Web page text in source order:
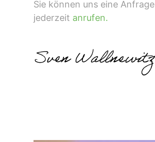
Sie können uns eine
jederzeit anrufen.